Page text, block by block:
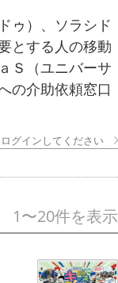
ゥ）、ソラシド
とする人の移動
Ｓ（ユニバーサ
の介助依頼窓口
グインしてください
1〜20件を表示